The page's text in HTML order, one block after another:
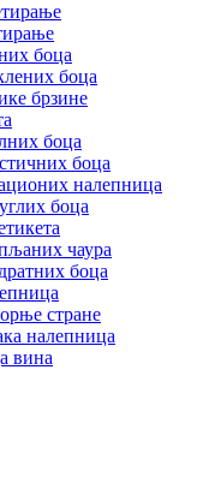
боца
боца
брзине
боца
боца
налепница
боца
чаура
боца
стране
налепница
вина